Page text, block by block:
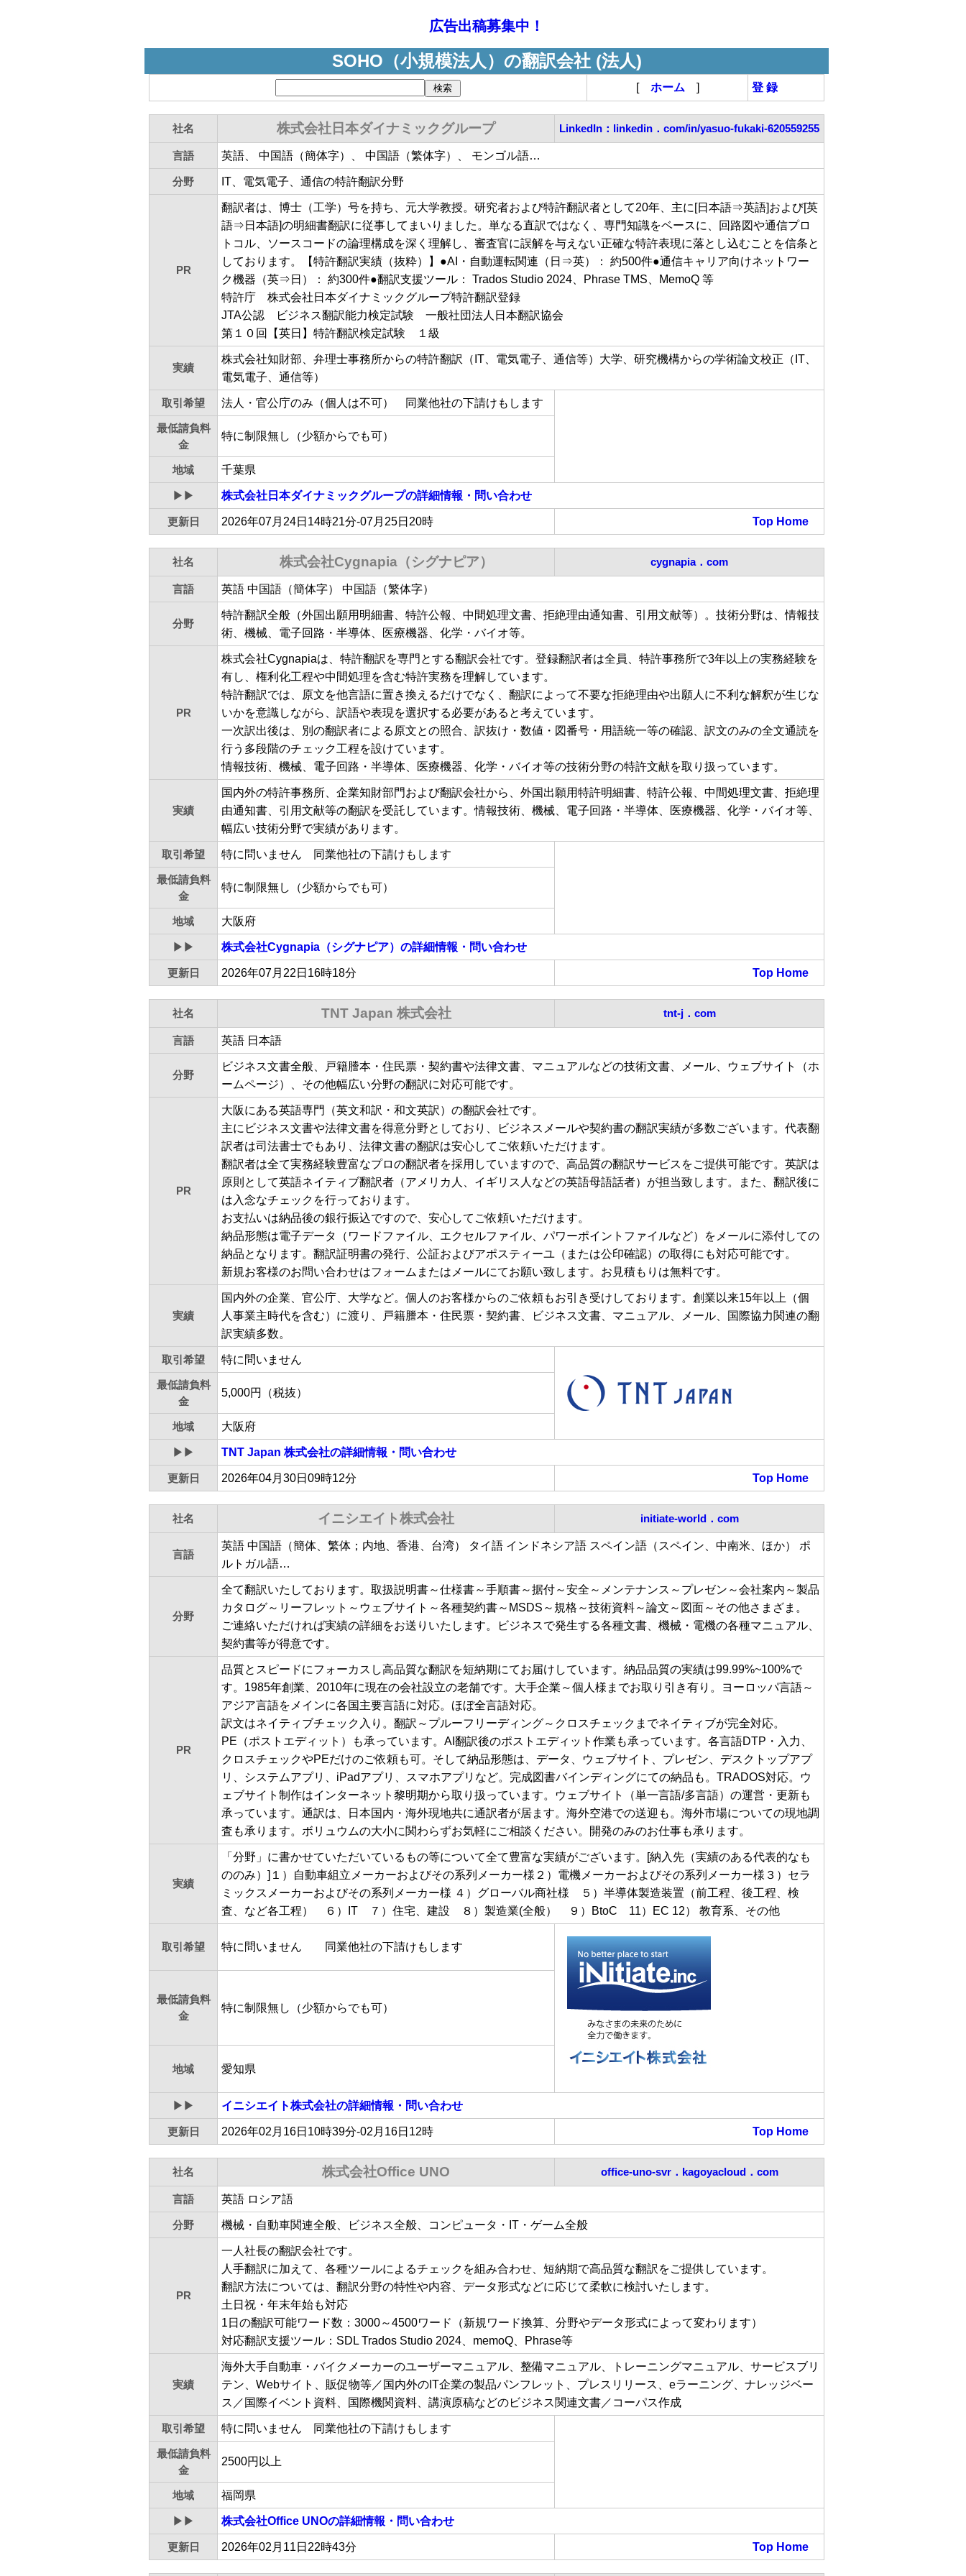
広告出稿募集中！
SOHO（小規模法人）の翻訳会社 (法人)
[ ホーム ] 登 録
社名 株式会社日本ダイナミックグループ LinkedIn：linkedin．com/in/yasuo-fukaki-620559255
言語 英語、 中国語（簡体字）、 中国語（繁体字）、 モンゴル語…
分野 IT、電気電子、通信の特許翻訳分野
PR
翻訳者は、博士（工学）号を持ち、元大学教授。研究者および特許翻訳者として20年、主に[日本語⇒英語]および[英
語⇒日本語]の明細書翻訳に従事してまいりました。単なる直訳ではなく、専門知識をベースに、回路図や通信プロ
トコル、ソースコードの論理構成を深く理解し、審査官に誤解を与えない正確な特許表現に落とし込むことを信条と
しております。【特許翻訳実績（抜粋）】●AI・自動運転関連（日⇒英）： 約500件●通信キャリア向けネットワー
ク機器（英⇒日）： 約300件●翻訳支援ツール： Trados Studio 2024、Phrase TMS、MemoQ 等
特許庁 株式会社日本ダイナミックグループ特許翻訳登録
JTA公認 ビジネス翻訳能力検定試験 一般社団法人日本翻訳協会
第１０回【英日】特許翻訳検定試験 １級
実績
株式会社知財部、弁理士事務所からの特許翻訳（IT、電気電子、通信等）大学、研究機構からの学術論文校正（IT、
電気電子、通信等）
取引希望 法人・官公庁のみ（個人は不可） 同業他社の下請けもします
最低請負料
金
特に制限無し（少額からでも可）
地域 千葉県
▶▶ 株式会社日本ダイナミックグループの詳細情報・問い合わせ
更新日 2026年07月24日14時21分-07月25日20時 Top Home
社名 株式会社Cygnapia（シグナピア） cygnapia．com
言語 英語 中国語（簡体字） 中国語（繁体字）
分野
特許翻訳全般（外国出願用明細書、特許公報、中間処理文書、拒絶理由通知書、引用文献等）。技術分野は、情報技
術、機械、電子回路・半導体、医療機器、化学・バイオ等。
PR
株式会社Cygnapiaは、特許翻訳を専門とする翻訳会社です。登録翻訳者は全員、特許事務所で3年以上の実務経験を
有し、権利化工程や中間処理を含む特許実務を理解しています。
特許翻訳では、原文を他言語に置き換えるだけでなく、翻訳によって不要な拒絶理由や出願人に不利な解釈が生じな
いかを意識しながら、訳語や表現を選択する必要があると考えています。
一次訳出後は、別の翻訳者による原文との照合、訳抜け・数値・図番号・用語統一等の確認、訳文のみの全文通読を
行う多段階のチェック工程を設けています。
情報技術、機械、電子回路・半導体、医療機器、化学・バイオ等の技術分野の特許文献を取り扱っています。
実績
国内外の特許事務所、企業知財部門および翻訳会社から、外国出願用特許明細書、特許公報、中間処理文書、拒絶理
由通知書、引用文献等の翻訳を受託しています。情報技術、機械、電子回路・半導体、医療機器、化学・バイオ等、
幅広い技術分野で実績があります。
取引希望 特に問いません 同業他社の下請けもします
最低請負料
金
特に制限無し（少額からでも可）
地域 大阪府
▶▶ 株式会社Cygnapia（シグナピア） の詳細情報・問い合わせ
更新日 2026年07月22日16時18分 Top Home
社名 TNT Japan 株式会社 tnt-j．com
言語 英語 日本語
分野
ビジネス文書全般、戸籍謄本・住民票・契約書や法律文書、マニュアルなどの技術文書、メール、ウェブサイト（ホ
ームページ）、その他幅広い分野の翻訳に対応可能です。
PR
大阪にある英語専門（英文和訳・和文英訳）の翻訳会社です。
主にビジネス文書や法律文書を得意分野としており、ビジネスメールや契約書の翻訳実績が多数ございます。代表翻
訳者は司法書士でもあり、法律文書の翻訳は安心してご依頼いただけます。
翻訳者は全て実務経験豊富なプロの翻訳者を採用していますので、高品質の翻訳サービスをご提供可能です。英訳は
原則として英語ネイティブ翻訳者（アメリカ人、イギリス人などの英語母語話者）が担当致します。また、翻訳後に
は入念なチェックを行っております。
お支払いは納品後の銀行振込ですので、安心してご依頼いただけます。
納品形態は電子データ（ワードファイル、エクセルファイル、パワーポイントファイルなど）をメールに添付しての
納品となります。翻訳証明書の発行、公証およびアポスティーユ（または公印確認）の取得にも対応可能です。
新規お客様のお問い合わせはフォームまたはメールにてお願い致します。お見積もりは無料です。
実績
国内外の企業、官公庁、大学など。個人のお客様からのご依頼もお引き受けしております。創業以来15年以上（個
人事業主時代を含む）に渡り、戸籍謄本・住民票・契約書、ビジネス文書、マニュアル、メール、国際協力関連の翻
訳実績多数。
取引希望 特に問いません
最低請負料
金
5,000円（税抜）
地域 大阪府
▶▶ TNT Japan 株式会社の詳細情報・問い合わせ
更新日 2026年04月30日09時12分 Top Home
社名 イニシエイト株式会社 initiate-world．com
言語
英語 中国語（簡体、繁体；内地、香港、台湾） タイ語 インドネシア語 スペイン語（スペイン、中南米、ほか） ポ
ルトガル語…
分野
全て翻訳いたしております。取扱説明書～仕様書～手順書～据付～安全～メンテナンス～プレゼン～会社案内～製品
カタログ～リーフレット～ウェブサイト～各種契約書～MSDS～規格～技術資料～論文～図面～その他さまざま。
ご連絡いただければ実績の詳細をお送りいたします。ビジネスで発生する各種文書、機械・電機の各種マニュアル、
契約書等が得意です。
PR
品質とスピードにフォーカスし高品質な翻訳を短納期にてお届けしています。納品品質の実績は99.99%~100%で
す。1985年創業、2010年に現在の会社設立の老舗です。大手企業～個人様までお取り引き有り。ヨーロッパ言語～
アジア言語をメインに各国主要言語に対応。ほぼ全言語対応。
訳文はネイティブチェック入り。翻訳～プルーフリーディング～クロスチェックまでネイティブが完全対応。
PE（ポストエディット）も承っています。AI翻訳後のポストエディット作業も承っています。各言語DTP・入力、
クロスチェックやPEだけのご依頼も可。そして納品形態は、データ、ウェブサイト、プレゼン、デスクトップアプ
リ、システムアプリ、iPadアプリ、スマホアプリなど。完成図書バインディングにての納品も。TRADOS対応。ウ
ェブサイト制作はインターネット黎明期から取り扱っています。ウェブサイト（単一言語/多言語）の運営・更新も
承っています。通訳は、日本国内・海外現地共に通訳者が居ます。海外空港での送迎も。海外市場についての現地調
査も承ります。ボリュウムの大小に関わらずお気軽にご相談ください。開発のみのお仕事も承ります。
実績
「分野」に書かせていただいているもの等について全て豊富な実績がございます。[納入先（実績のある代表的なも
ののみ）]１）自動車組立メーカーおよびその系列メーカー様２）電機メーカーおよびその系列メーカー様３）セラ
ミックスメーカーおよびその系列メーカー様 ４）グローバル商社様 ５）半導体製造装置（前工程、後工程、検
査、など各工程） ６）IT ７）住宅、建設 ８）製造業(全般） ９）BtoC 11）EC 12） 教育系、その他
取引希望 特に問いません 同業他社の下請けもします
最低請負料
金
特に制限無し（少額からでも可）
地域 愛知県
▶▶ イニシエイト株式会社の詳細情報・問い合わせ
更新日 2026年02月16日10時39分-02月16日12時 Top Home
社名 株式会社Office UNO office-uno-svr．kagoyacloud．com
言語 英語 ロシア語
分野 機械・自動車関連全般、ビジネス全般、コンピュータ・IT・ゲーム全般
PR
一人社長の翻訳会社です。
人手翻訳に加えて、各種ツールによるチェックを組み合わせ、短納期で高品質な翻訳をご提供しています。
翻訳方法については、翻訳分野の特性や内容、データ形式などに応じて柔軟に検討いたします。
土日祝・年末年始も対応
1日の翻訳可能ワード数：3000～4500ワード（新規ワード換算、分野やデータ形式によって変わります）
対応翻訳支援ツール：SDL Trados Studio 2024、memoQ、Phrase等
実績
海外大手自動車・バイクメーカーのユーザーマニュアル、整備マニュアル、トレーニングマニュアル、サービスブリ
テン、Webサイト、販促物等／国内外のIT企業の製品パンフレット、プレスリリース、eラーニング、ナレッジベー
ス／国際イベント資料、国際機関資料、講演原稿などのビジネス関連文書／コーパス作成
取引希望 特に問いません 同業他社の下請けもします
最低請負料
金
2500円以上
地域 福岡県
▶▶ 株式会社Office UNOの詳細情報・問い合わせ
更新日 2026年02月11日22時43分 Top Home